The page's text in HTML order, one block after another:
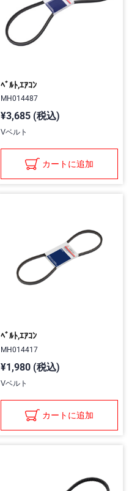
ﾍﾞﾙﾄ,ｴｱｺﾝ
MH014487
¥3,685 (税込)
Vベルト
カートに追加
ﾍﾞﾙﾄ,ｴｱｺﾝ
MH014417
¥1,980 (税込)
Vベルト
カートに追加